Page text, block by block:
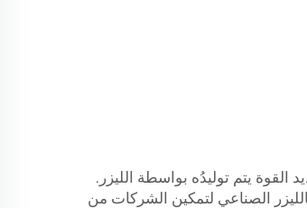
يتم توليدُه بواسطة الليزر.
الصناعي لتمكين الشركات من